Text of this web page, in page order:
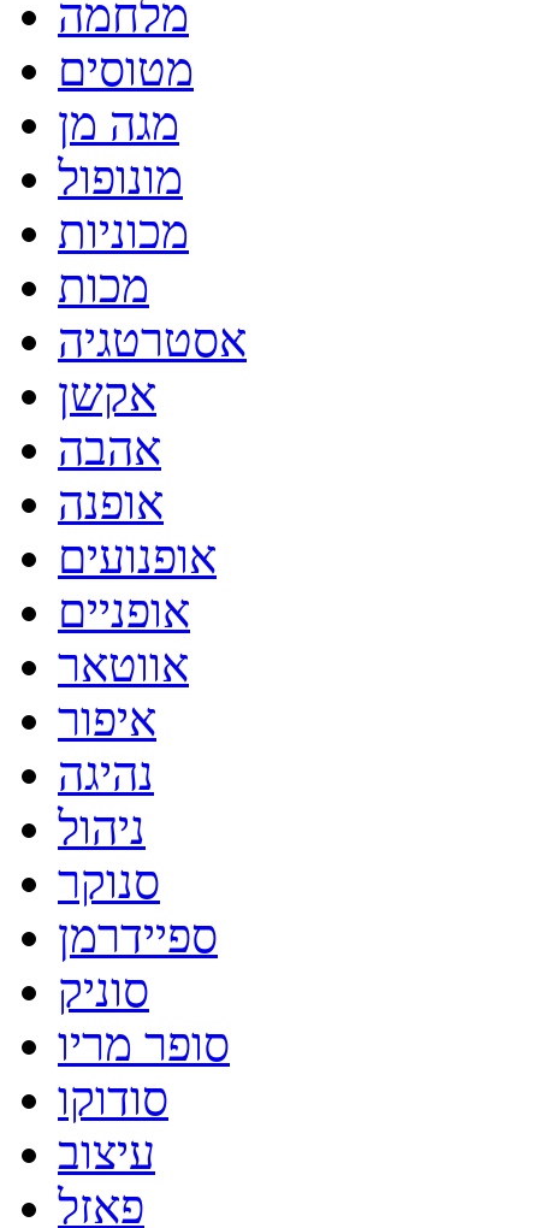
מלחמה
מטוסים
מגה מן
מונופול
מכוניות
מכות
אסטרטגיה
אקשן
אהבה
אופנה
אופנועים
אופניים
אווטאר
איפור
נהיגה
ניהול
סנוקר
ספיידרמן
סוניק
סופר מריו
סודוקו
עיצוב
פאזל